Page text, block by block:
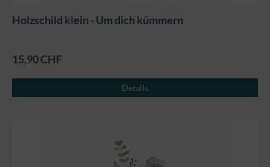
Holzschild klein - Um dich kümmern
15,90 CHF
Details